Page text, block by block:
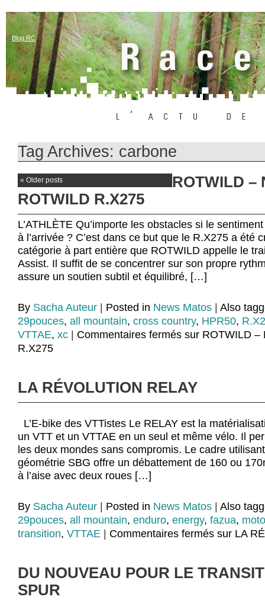
Blog RC
Tag Archives: carbone
« Older posts
ROTWILD –
ROTWILD R.X275
L’ATHLÈTE Qu’importe les obstacles si le
à l’arrivée ? C’est dans ce but que le R.X275 a été
catégorie à part entière que ROTWILD appelle le
Assist. Il suffit de se concentrer sur son propre
assure un soutien subtil et équilibré, […]
By Sacha Auteur Posted in News Matos
Also
29pouces, all mountain, cross country, HPR50,
VTTAE, xc Commentaires fermés sur ROTWILD –
R.X275
LA RÉVOLUTION RELAY
L’E-bike des VTTistes Le RELAY est la
un VTT et un VTTAE en un seul et même vélo. Il
les deux mondes sans compromis. Le cadre
géométrie SBG offre un débattement de 160 ou
à l’aise avec deux roues […]
By Sacha Auteur Posted in News Matos
Also
29pouces, all mountain, enduro, energy, fazua,
transition, VTTAE Commentaires fermés sur LA
DU NOUVEAU POUR LE
SPUR